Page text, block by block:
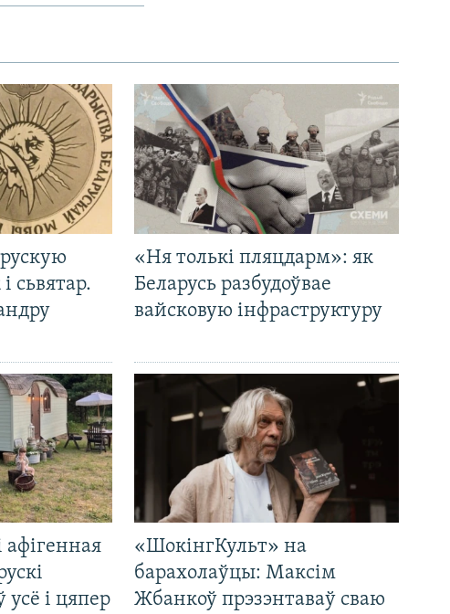
сьвятар.
«Ня толькі пляцдарм»: як
Беларусь разбудоўвае
вайсковую інфраструктуру
усё і цяпер
«ШокінгКульт» на
барахолаўцы: Максім
Жбанкоў прэзэнтаваў сваю